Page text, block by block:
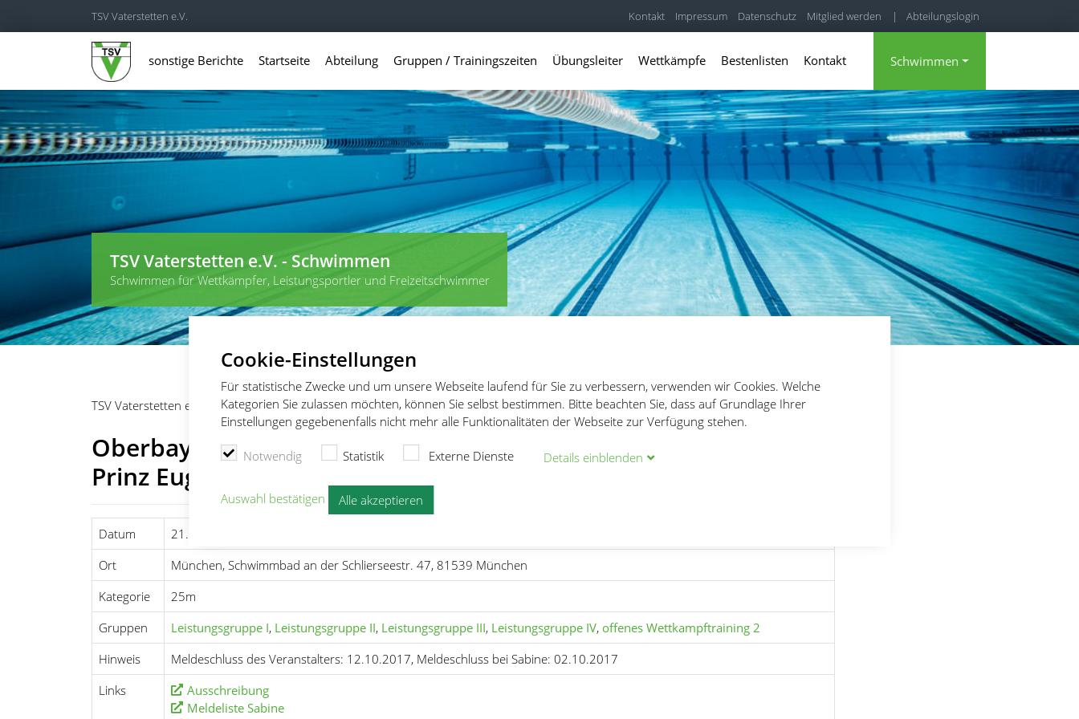
Cookie-Einstellungen
Für statistische Zwecke und um unsere Webseite laufend für Sie zu verbessern, verwenden wir Cookies. Welche
Kategorien Sie zulassen möchten, können Sie selbst bestimmen. Bitte beachten Sie, dass auf Grundlage Ihrer
Einstellungen gegebenenfalls nicht mehr alle Funktionalitäten der Webseite zur Verfügung stehen.
Notwendig Statistik Externe Dienste Details einblenden
Auswahl bestätigen Alle akzeptieren
TSV Vaterstetten e.V. Kontakt Impressum Datenschutz Mitglied werden | Abteilungslogin
sonstige Berichte Startseite Abteilung Gruppen / Trainingszeiten Übungsleiter Wettkämpfe Bestenlisten Kontakt Schwimmen
TSV Vaterstetten e.V. - Schwimmen
Schwimmen für Wettkämpfer, Leistungsportler und Freizeitschwimmer
TSV Vaterstetten e.V. Schwimmen Wettkämpfe Oberbayerischen Kurzbahnmeisterschaften, Ausrichter: SC Prinz Eugen
Oberbayerischen Kurzbahnmeisterschaften, Ausrichter: SC
Prinz Eugen
Datum
21.10.2017 - 22.10.2017
Ort
München, Schwimmbad an der Schlierseestr. 47, 81539 München
Kategorie
25m
Gruppen
Leistungsgruppe I, Leistungsgruppe II, Leistungsgruppe III, Leistungsgruppe IV, offenes Wettkampftraining 2
Hinweis
Meldeschluss des Veranstalters: 12.10.2017, Meldeschluss bei Sabine: 02.10.2017
Links
Ausschreibung
Meldeliste Sabine